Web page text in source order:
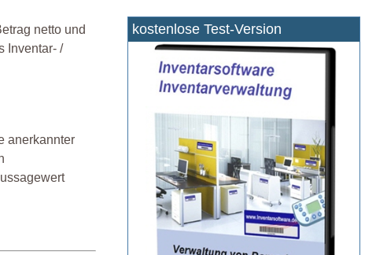
netto und
Inventar- /
anerkannter
kostenlose Test-Version